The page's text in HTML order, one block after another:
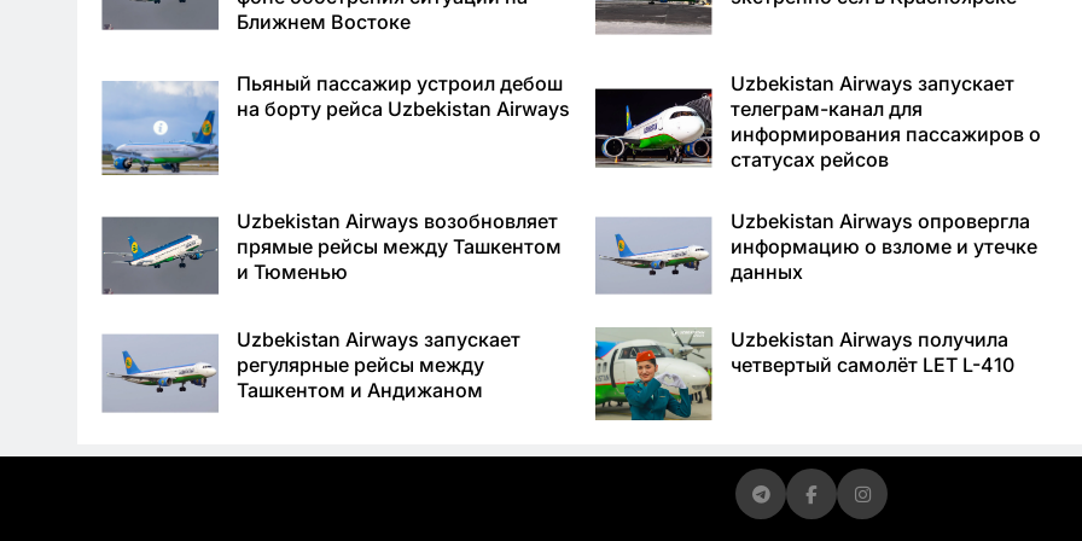
Ближнем Востоке
Пьяный пассажир устроил дебош
на борту рейса Uzbekistan Airways
Uzbekistan Airways запускает
телеграм-канал для
информирования пассажиров о
статусах рейсов
Uzbekistan Airways возобновляет
прямые рейсы между Ташкентом
и Тюменью
Uzbekistan Airways опровергла
информацию о взломе и утечке
данных
Uzbekistan Airways запускает
регулярные рейсы между
Ташкентом и Андижаном
Uzbekistan Airways получила
четвертый самолёт LET L-410